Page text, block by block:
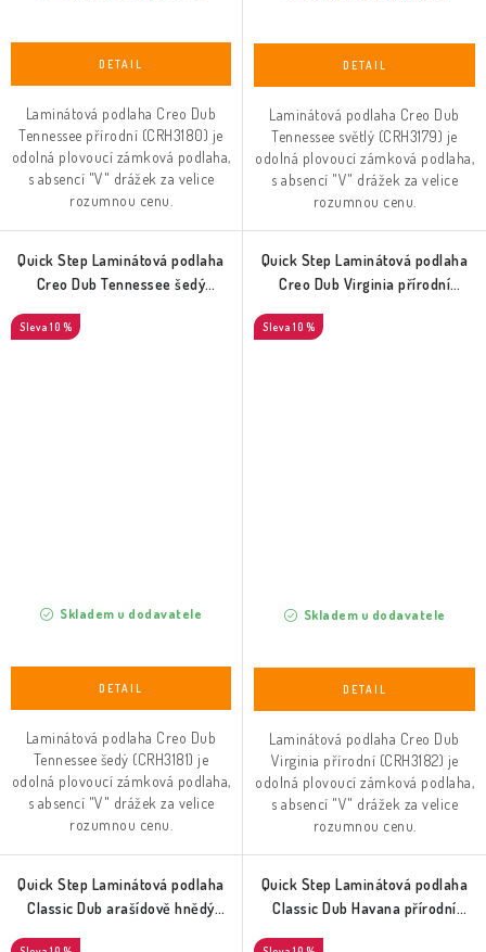
Laminátová podlaha Creo Dub
Tennessee přírodní (CRH3180) je
odolná plovoucí zámková podlaha,
s absencí "V" drážek za velice
rozumnou cenu.
Laminátová podlaha Creo Dub
Tennessee světlý (CRH3179) je
odolná plovoucí zámková podlaha,
s absencí "V" drážek za velice
rozumnou cenu.
Quick Step Laminátová podlaha
Creo Dub Tennessee šedý
10 %
Skladem u dodavatele
Laminátová podlaha Creo Dub
Tennessee šedý (CRH3181) je
odolná plovoucí zámková podlaha,
s absencí "V" drážek za velice
rozumnou cenu.
Quick Step Laminátová podlaha
Creo Dub Virginia přírodní
10 %
Skladem u dodavatele
Laminátová podlaha Creo Dub
Virginia přírodní (CRH3182) je
odolná plovoucí zámková podlaha,
s absencí "V" drážek za velice
rozumnou cenu.
Quick Step Laminátová podlaha
Classic Dub arašídově hnědý
Quick Step Laminátová podlaha
Classic Dub Havana přírodní